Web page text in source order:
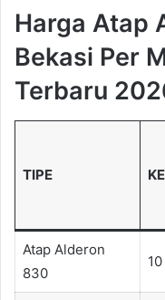
Harga Atap
Bekasi Per
Terbaru
TIPE
Atap Alderon
830